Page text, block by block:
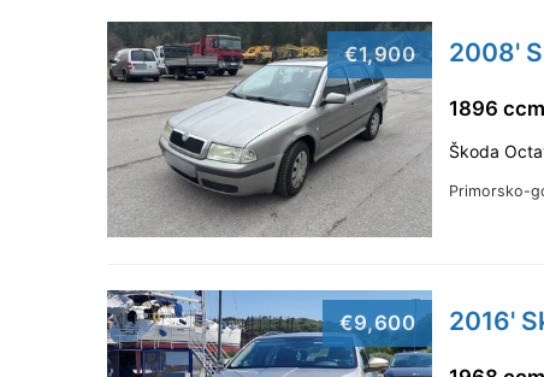
€1,900 2008'
Primorsko-
1896
Škoda
€9,600 2016'